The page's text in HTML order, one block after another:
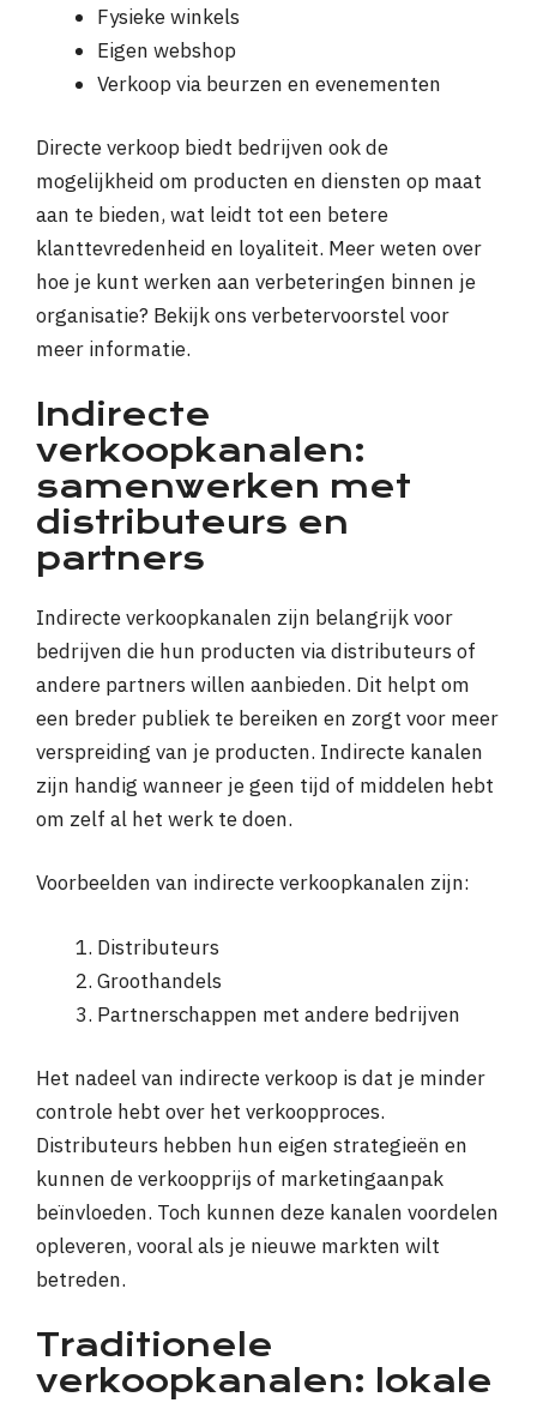
Fysieke winkels
Eigen webshop
Verkoop via beurzen en evenementen
Directe verkoop biedt bedrijven ook de
mogelijkheid om producten en diensten op maat
aan te bieden, wat leidt tot een betere
klanttevredenheid en loyaliteit. Meer weten over
hoe je kunt werken aan verbeteringen binnen je
organisatie? Bekijk ons verbetervoorstel voor
meer informatie.
Indirecte
verkoopkanalen:
samenwerken met
distributeurs en
partners
Indirecte verkoopkanalen zijn belangrijk voor
bedrijven die hun producten via distributeurs of
andere partners willen aanbieden. Dit helpt om
een breder publiek te bereiken en zorgt voor meer
verspreiding van je producten. Indirecte kanalen
zijn handig wanneer je geen tijd of middelen hebt
om zelf al het werk te doen.
Voorbeelden van indirecte verkoopkanalen zijn:
Distributeurs
Groothandels
Partnerschappen met andere bedrijven
Het nadeel van indirecte verkoop is dat je minder
controle hebt over het verkoopproces.
Distributeurs hebben hun eigen strategieën en
kunnen de verkoopprijs of marketingaanpak
beïnvloeden. Toch kunnen deze kanalen voordelen
opleveren, vooral als je nieuwe markten wilt
betreden.
Traditionele
verkoopkanalen: lokale